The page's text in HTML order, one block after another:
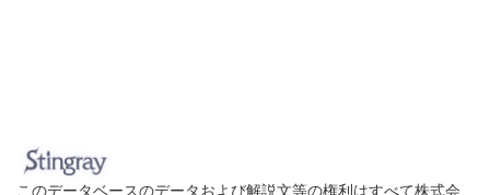
このデータベースのデータおよび解説文等の権利はすべて株式会